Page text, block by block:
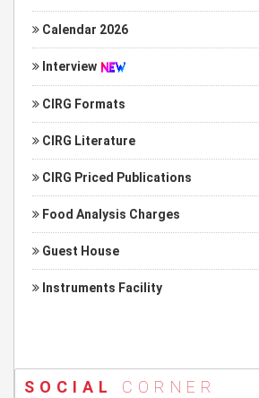
Calendar 2026
Interview
CIRG Formats
CIRG Literature
CIRG Priced Publications
Food Analysis Charges
Guest House
Instruments Facility
SOCIAL CORNER